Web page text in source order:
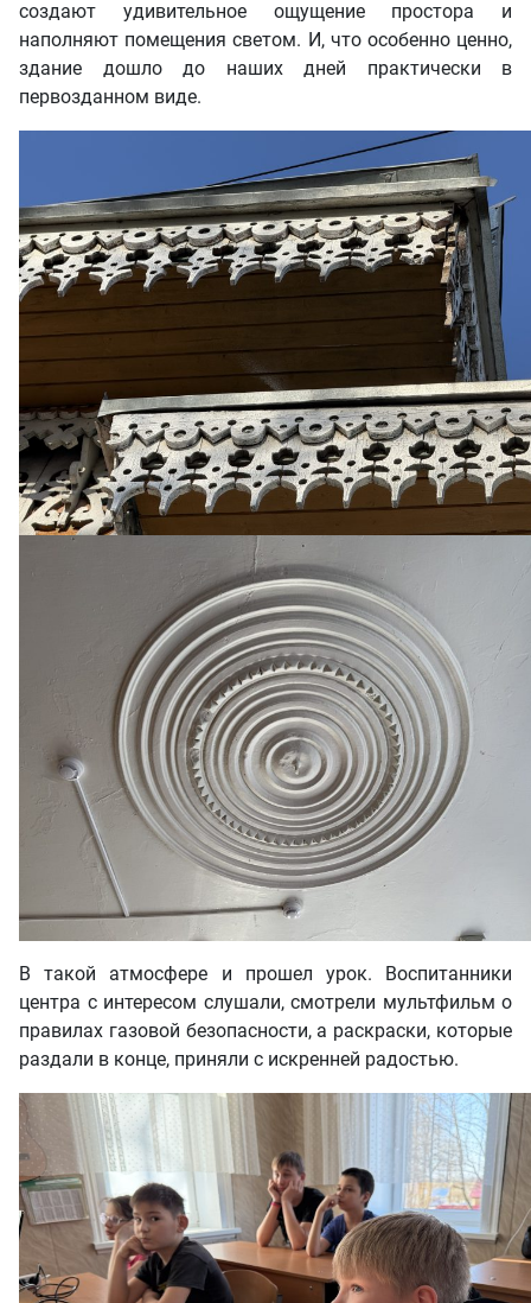
создают удивительное ощущение простора и
наполняют помещения светом. И, что особенно ценно,
здание дошло до наших дней практически в
первозданном виде.
В такой атмосфере и прошел урок. Воспитанники
центра с интересом слушали, смотрели мультфильм о
правилах газовой безопасности, а раскраски, которые
раздали в конце, приняли с искренней радостью.